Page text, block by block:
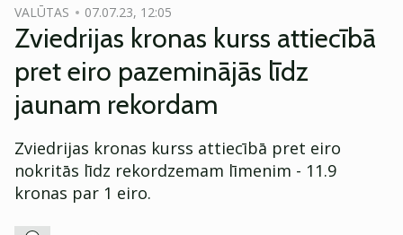
VALŪTAS 07.07.23, 12:05
Zviedrijas kronas kurss attiecībā
pret eiro pazeminājās līdz
jaunam rekordam
Zviedrijas kronas kurss attiecībā pret eiro
nokritās līdz rekordzemam līmenim - 11.9
kronas par 1 eiro.